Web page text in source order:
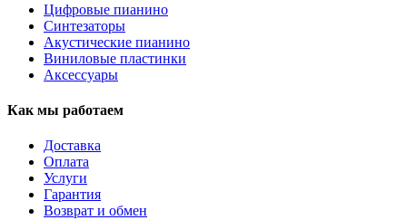
Цифровые пианино
Синтезаторы
Акустические пианино
Виниловые пластинки
Аксессуары
Как мы работаем
Доставка
Оплата
Услуги
Гарантия
Возврат и обмен